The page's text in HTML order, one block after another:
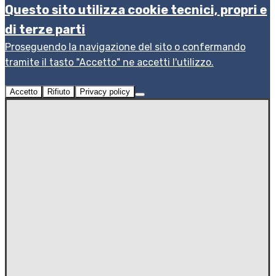
Questo sito utilizza cookie tecnici, propri e
di terze parti
Proseguendo la navigazione del sito o confermando
tramite il tasto "Accetto" ne accetti l'utilizzo.
Accetto Rifiuto Privacy policy